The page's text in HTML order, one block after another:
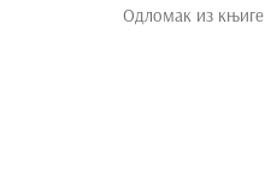
Одломак из књиге